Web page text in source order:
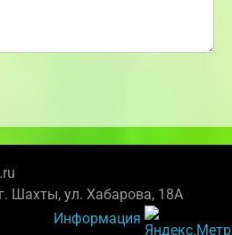
Шахты, ул. Хабарова, 18А
Информация